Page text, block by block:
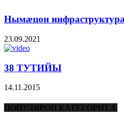
Нымæцон
23.09.2021
38 ТУТИЙЫ
14.11.2015
ПОПУЛЯРОН КАТЕГОРИТÆ